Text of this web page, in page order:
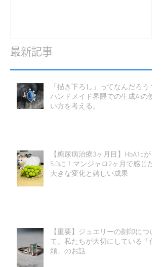
最新記事
「描き下ろし」ってなんだろう？
ハンドメイド界隈での生成AIの使
い方を考える。
【糖尿病治療3ヶ月目】HbA1cが
5.0に！マンジャロ2ヶ月で感じた
大きな変化と嬉しい成果
【重要】ジュエリーの刻印につい
て。私たちが大切にしている「信
頼」のお話